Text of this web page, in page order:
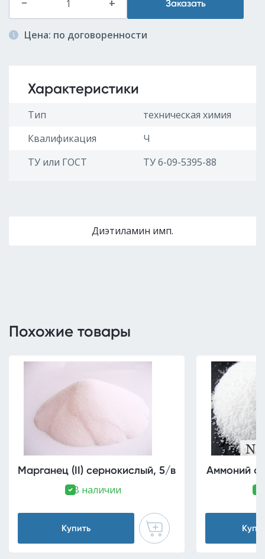
+ Заказать
Цена: по договоренности
Характеристики
Тип
техническая химия
Квалификация
Ч
ТУ или ГОСТ
ТУ 6-09-5395-88
Диэтиламин имп.
Похожие товары
Марганец (II) сернокислый, 5/в
В наличии
Купить
Аммоний
В